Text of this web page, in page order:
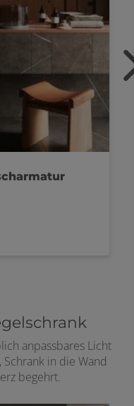
anpassbares Licht
in die Wand
begehrt.